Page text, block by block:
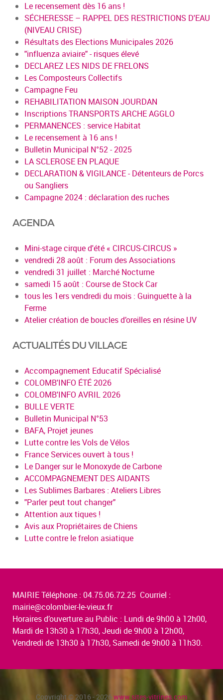
Le recensement dès 16 ans !
SÉCHERESSE – RAPPEL DES RESTRICTIONS D'EAU
(NIVEAU CRISE)
Résultats des Elections Municipales 2026
"influenza aviaire" - risques élevé
DECLAREZ LES NIDS DE FRELONS
Les Composteurs Collectifs
Campagne Feu
REHABILITATION MAISON JOURDAN
Inscriptions TRANSPORTS ARCHE AGGLO
PERMANENCES : service Habitat
Le recensement à 16 ans !
Bulletin Municipal N°52 - 2025
LA SCLEROSE EN PLAQUE
DECLARATION & VIGILANCE - Détenteurs de Porcs
ou Sangliers
Campagne 2024 : déclaration des ruches
AGENDA
Mini-stage cirque d'été « CIRCUS-CIRCUS »
vendredi 28 août : Forum des Associations
vendredi 31 juillet : Marché Nocturne
samedi 15 août : Course de Stock Car
tous les 1ers vendredi du mois : Guinguette à la
Ferme
Atelier création de boucles d’oreilles en résine UV
ACTUALITÉS DU VILLAGE
Accompagnement Educatif Spécialisé
COLOMB'INFO ÉTÉ 2026
COLOMB'INFO AVRIL 2026
BULLE VERTE
Bulletin Municipal N°53
BAFA, Projet jeunes
Lutte contre les Vols de Vélos
France Services ouvert à tous !
Le Danger sur le Monoxyde de Carbone
ACCOMPAGNEMENT DES AIDANTS
Les Sublimes Barbares : Ateliers Libres
"Parler peut tout changer"
Attention aux tiques !
Avis aux Propriétaires de Chiens
Lutte contre le frelon asiatique
MAIRIE Téléphone : 04.75.06.72.25 Courriel :
mairie@colombier-le-vieux.fr
Horaires d’ouverture au Public : Lundi de 9h00 à 12h00,
Mardi de 13h30 à 17h30, Jeudi de 9h00 à 12h00,
Vendredi de 13h30 à 17h30, Samedi de 9h00 à 11h30.
Copyright © 2016 - 2026 www.sites-vitrines.com